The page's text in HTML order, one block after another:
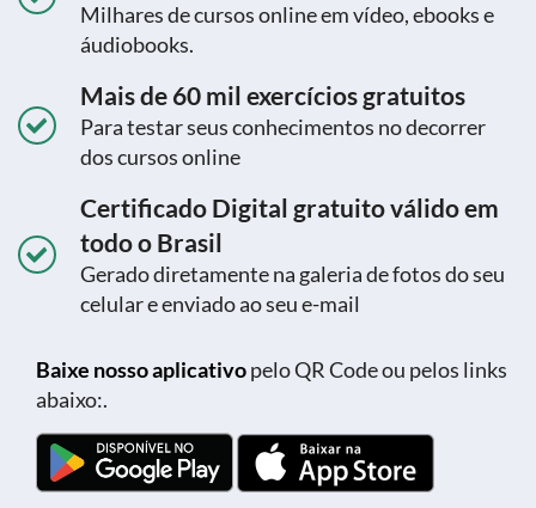
Milhares de cursos online em vídeo, ebooks e
áudiobooks.
Mais de 60 mil exercícios gratuitos
Para testar seus conhecimentos no decorrer
dos cursos online
Certificado Digital gratuito válido em
todo o Brasil
Gerado diretamente na galeria de fotos do seu
celular e enviado ao seu e-mail
Baixe nosso aplicativopelo QR Code ou pelos links
abaixo:.